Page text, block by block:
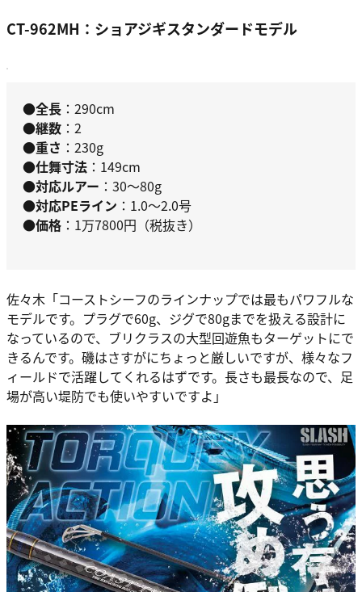
CT-962MH：ショアジギスタンダードモデル
●全長 ：290cm
●継数 ：2
●重さ ：230g
●仕舞寸法 ：149cm
●対応ルアー ：30～80g
●対応PEライン ：1.0～2.0号
●価格 ：1万7800円（税抜き）
佐々木 「コーストシーフのラインナップでは最もパワフルな
モデルです。プラグで60g、ジグで80gまでを扱える設計に
なっているので、ブリクラスの大型回遊魚もターゲットにで
きるんです。磯はさすがにちょっと厳しいですが、様々なフ
ィールドで活躍してくれるはずです。長さも最長なので、足
場が高い堤防でも使いやすいですよ」